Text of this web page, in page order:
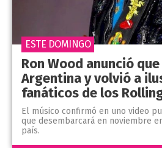
Ron Wood anunció
Argentina y volvió a
fanáticos de los
El músico confirmó en uno video
que desembarcará en noviembre
país.
ESTE DOMINGO